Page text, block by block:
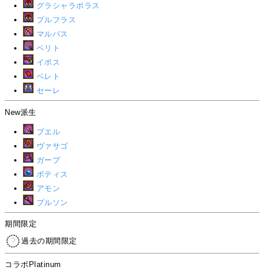
グラシャラボラス
プルフラス
マルバス
ベリト
イポス
ベレト
セーレ
New派生
ブエル
ヴァサゴ
ガープ
ボティス
アモン
プルソン
期間限定
過去の期間限定
コラボPlatinum